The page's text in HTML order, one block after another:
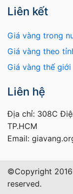
Liên kết
Giá vàng trong
Giá vàng theo
Giá vàng thế giới
Liên hệ
Địa chỉ: 308C
TP.HCM
Email:
©Copyright
reserved.